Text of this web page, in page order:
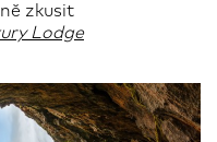
zkusit
Lodge